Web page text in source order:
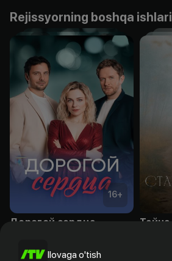
Rejissyorning boshqa ishlari
16+
Дорогой сердца
Ilovaga o'tish